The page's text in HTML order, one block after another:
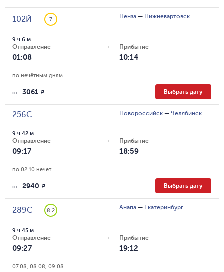
102Й 7 Пенза — Нижневартовск
Отправление
01:08
9 ч 6 м
Прибытие
10:14
по нечётным дням
от 3061 R Выбрать дату
256С Новороссийск — Челябинск
Отправление
09:17
9 ч 42 м
Прибытие
18:59
по 02.10 нечет
от 2940 R Выбрать дату
289С 8.2 Анапа — Екатеринбург
Отправление
09:27
9 ч 45 м
Прибытие
19:12
07.08, 08.08, 09.08